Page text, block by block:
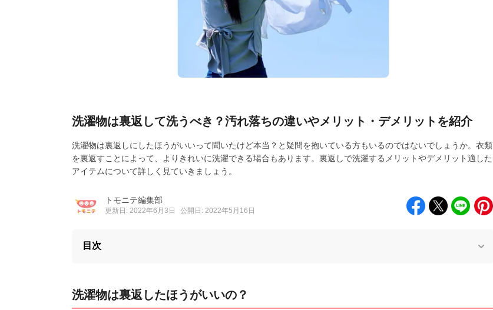
洗濯物は裏返して洗うべき？汚れ落ちの違いやメリット・デメリットを紹介
洗濯物は裏返しにしたほうがいいって聞いたけど本当？と疑問を抱いている方もいるのではないでしょうか。衣類
を裏返すことによって、よりきれいに洗濯できる場合もあります。裏返しで洗濯するメリットやデメリット適した
アイテムについて詳しく見ていきましょう。
トモニテ編集部
更新日: 2022年6月3日 公開日: 2022年5月16日
目次
洗濯物は裏返したほうがいいの？